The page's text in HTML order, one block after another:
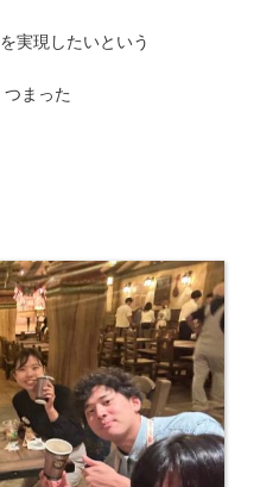
実現したいという
まった